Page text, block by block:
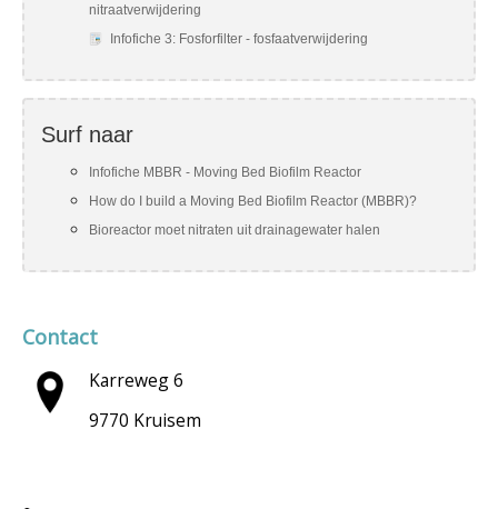
nitraatverwijdering
Infofiche 3: Fosforfilter - fosfaatverwijdering
Surf naar
Infofiche MBBR - Moving Bed Biofilm Reactor
How do I build a Moving Bed Biofilm Reactor (MBBR)?
Bioreactor moet nitraten uit drainagewater halen
Contact
Karreweg 6
9770 Kruisem